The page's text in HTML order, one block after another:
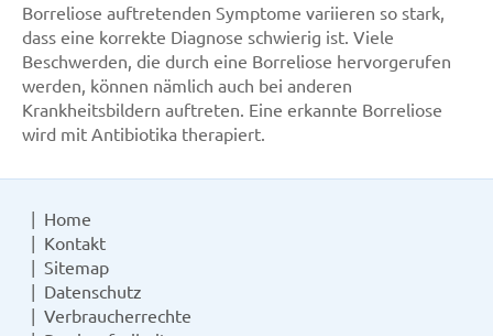
Borreliose auftretenden Symptome variieren so stark,
dass eine korrekte Diagnose schwierig ist. Viele
Beschwerden, die durch eine Borreliose hervorgerufen
werden, können nämlich auch bei anderen
Krankheitsbildern auftreten. Eine erkannte Borreliose
wird mit Antibiotika therapiert.
Home
Kontakt
Sitemap
Datenschutz
Verbraucherrechte